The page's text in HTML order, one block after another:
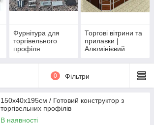
Фурнітура для
торгівельного
профіля
Торгові вітрини та
прилавки |
Алюмінієвий
0 Фільтри
150х40х195см / Готовий конструктор з
торгівельних профілів
В наявності